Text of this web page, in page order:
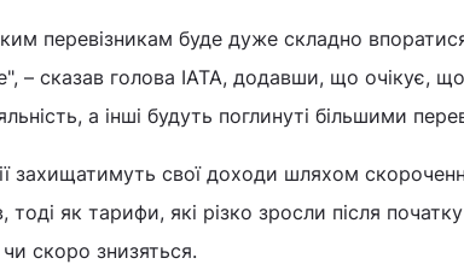
перевізникам буде дуже складно
– сказав голова IATA, додавши, що очікує,
а інші будуть поглинуті більшими
захищатимуть свої доходи шляхом
як тарифи, які різко зросли після
скоро знизяться.